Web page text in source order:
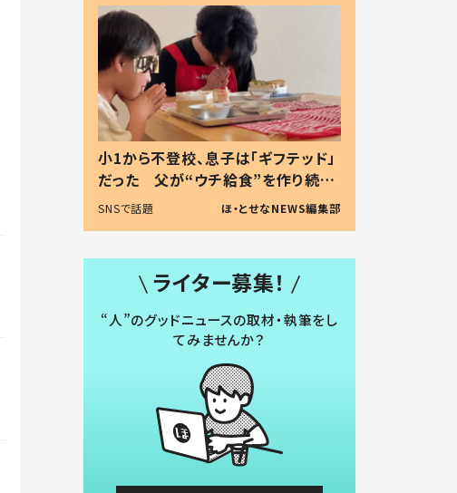
小1から不登校、息子は「ギフテッド」
だった 父が“ウチ給食”を作り続け
る理由とは #令和の親 #令和の子
SNSで話題 ほ・とせなNEWS編集部
ライター募集！
“人”のグッドニュースの取材・執筆をし
てみませんか？